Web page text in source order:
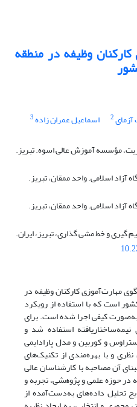
وظیفه در منطقه
2 اسماعیل عمران زاده3
مؤسسه آموزش عالی اسوه. تبریز.
آزاد اسلامی. واحد ممقان، تبریز.
آزاد اسلامی. واحد ممقان، تبریز.
و خط مشی گذاری، تبریز، ایران.
مهارت‌­آموزی کارکنان وظیفه در
است که با استفاده از رویکرد
به‌صورت کیفی اجرا شده است. برای
استفاده شد و
و کوربین و مدل پارادایمی
و با بهره‌مندی از تکنیک­‌های
آن مصاحبه با کارشناسان عالی
حوزه علمی و پژوهشی، تجربه و
تحلیل داده‌­های به‌دست‌آمده از